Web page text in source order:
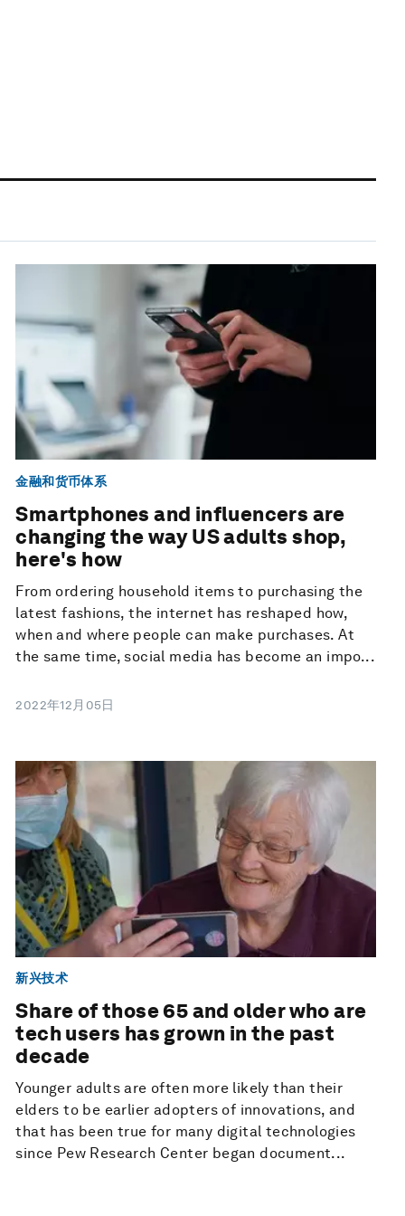
金融和货币体系
Smartphones and influencers are
changing the way US adults shop,
here's how
From ordering household items to purchasing the
latest fashions, the internet has reshaped how,
when and where people can make purchases. At
the same time, social media has become an impo...
2022年12月05日
新兴技术
Share of those 65 and older who are
tech users has grown in the past
decade
Younger adults are often more likely than their
elders to be earlier adopters of innovations, and
that has been true for many digital technologies
since Pew Research Center began document...